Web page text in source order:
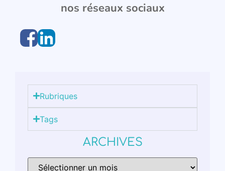
nos réseaux sociaux
Rubriques
Tags
ARCHIVES